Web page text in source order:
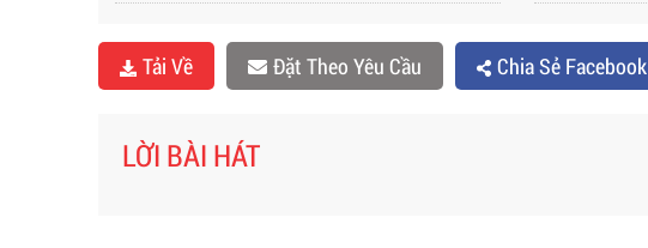
Tải Về Đặt Theo Yêu Cầu Chia Sẻ Facebook
LỜI BÀI HÁT